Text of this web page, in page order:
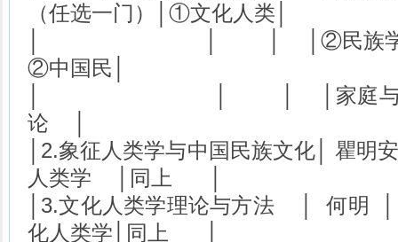
（任选一门）│①文化人类│
│ │ │ │②民族学理论
②中国民│
│ │ │ │家庭与亲
论 │
│2.象征人类学与中国民族文化│ 瞿
人类学 │同上 │
│3.文化人类学理论与方法 │ 何
化人类学│同上 │